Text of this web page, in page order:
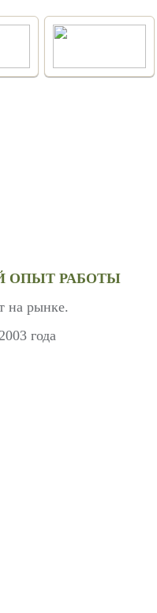
ОПЫТ РАБОТЫ
на рынке.
года